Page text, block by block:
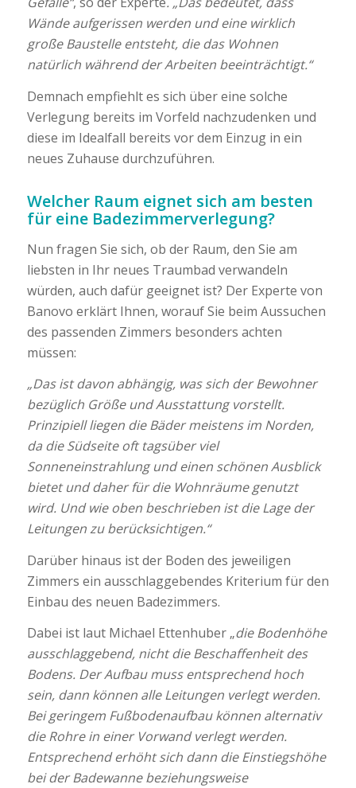
Wände aufgerissen werden und eine wirklich
große Baustelle entsteht, die das Wohnen
natürlich während der Arbeiten beeinträchtigt.“
Demnach empfiehlt es sich über eine solche
Verlegung bereits im Vorfeld nachzudenken und
diese im Idealfall bereits vor dem Einzug in ein
neues Zuhause durchzuführen.
Welcher Raum eignet sich am besten
für eine Badezimmerverlegung?
Nun fragen Sie sich, ob der Raum, den Sie am
liebsten in Ihr neues Traumbad verwandeln
würden, auch dafür geeignet ist? Der Experte von
Banovo erklärt Ihnen, worauf Sie beim Aussuchen
des passenden Zimmers besonders achten
müssen:
„Das ist davon abhängig, was sich der Bewohner
bezüglich Größe und Ausstattung vorstellt.
Prinzipiell liegen die Bäder meistens im Norden,
da die Südseite oft tagsüber viel
Sonneneinstrahlung und einen schönen Ausblick
bietet und daher für die Wohnräume genutzt
wird. Und wie oben beschrieben ist die Lage der
Leitungen zu berücksichtigen.“
Darüber hinaus ist der Boden des jeweiligen
Zimmers ein ausschlaggebendes Kriterium für den
Einbau des neuen Badezimmers.
Dabei ist laut Michael Ettenhuber „die Bodenhöhe
ausschlaggebend, nicht die Beschaffenheit des
Bodens. Der Aufbau muss entsprechend hoch
sein, dann können alle Leitungen verlegt werden.
Bei geringem Fußbodenaufbau können alternativ
die Rohre in einer Vorwand verlegt werden.
Entsprechend erhöht sich dann die Einstiegshöhe
bei der Badewanne beziehungsweise